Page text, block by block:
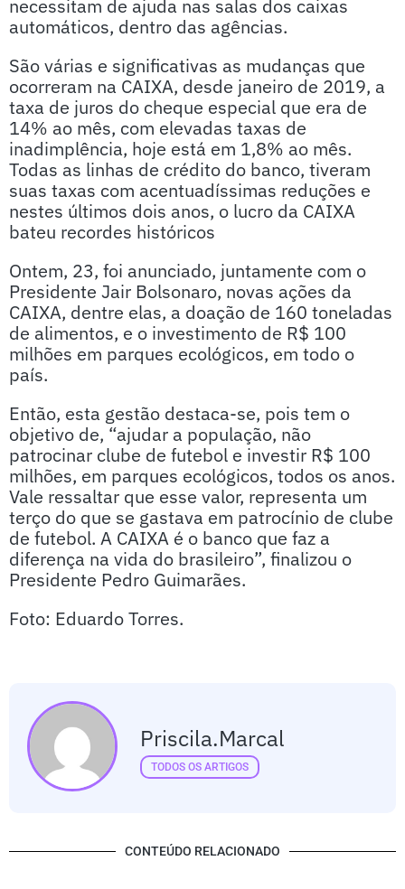
necessitam de ajuda nas salas dos caixas
automáticos, dentro das agências.
São várias e significativas as mudanças que
ocorreram na CAIXA, desde janeiro de 2019, a
taxa de juros do cheque especial que era de
14% ao mês, com elevadas taxas de
inadimplência, hoje está em 1,8% ao mês.
Todas as linhas de crédito do banco, tiveram
suas taxas com acentuadíssimas reduções e
nestes últimos dois anos, o lucro da CAIXA
bateu recordes históricos
Ontem, 23, foi anunciado, juntamente com o
Presidente Jair Bolsonaro, novas ações da
CAIXA, dentre elas, a doação de 160 toneladas
de alimentos, e o investimento de R$ 100
milhões em parques ecológicos, em todo o
país.
Então, esta gestão destaca-se, pois tem o
objetivo de, “ajudar a população, não
patrocinar clube de futebol e investir R$ 100
milhões, em parques ecológicos, todos os anos.
Vale ressaltar que esse valor, representa um
terço do que se gastava em patrocínio de clube
de futebol. A CAIXA é o banco que faz a
diferença na vida do brasileiro”, finalizou o
Presidente Pedro Guimarães.
Foto: Eduardo Torres.
Priscila.marcal
TODOS OS ARTIGOS
CONTEÚDO RELACIONADO